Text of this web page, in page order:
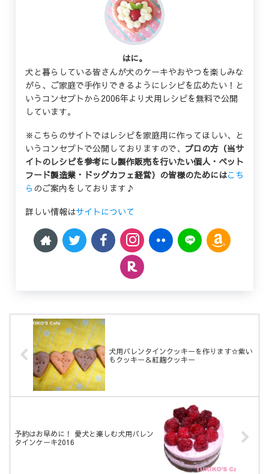
はに。
犬と暮らしている皆さんが犬のケーキやおやつを楽しみな
がら、ご家庭で手作りできるようにレシピを広めたい！と
いうコンセプトから2006年より犬用レシピを無料で公開
しています。
※こちらのサイトではレシピを家庭用に作ってほしい、と
いうコンセプトで公開しておりますので、 プロの方（当サ
イトのレシピを参考にし製作販売を行いたい個人・ペット
フード製造業・ドッグカフェ経営）の皆様のためにはこち
ら のご案内をしております♪
詳しい情報はサイトについて
犬用バレンタインクッキーを作ります☆紫い
もクッキー＆紅麹クッキー
予約はお早めに！ 愛犬と楽しむ犬用バレン
タインケーキ2016